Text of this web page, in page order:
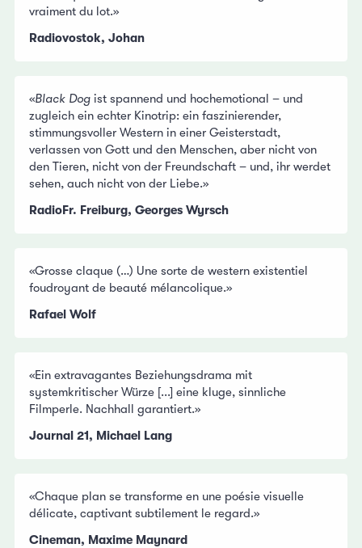
vraiment du lot.»
Radiovostok, Johan
«Black Dog ist spannend und hochemotional – und
zugleich ein echter Kinotrip: ein faszinierender,
stimmungsvoller Western in einer Geisterstadt,
verlassen von Gott und den Menschen, aber nicht von
den Tieren, nicht von der Freundschaft – und, ihr werdet
sehen, auch nicht von der Liebe.»
RadioFr. Freiburg, Georges Wyrsch
«Grosse claque (…) Une sorte de western existentiel
foudroyant de beauté mélancolique.»
Rafael Wolf
«Ein extravagantes Beziehungsdrama mit
systemkritischer Würze [...] eine kluge, sinnliche
Filmperle. Nachhall garantiert.»
Journal 21, Michael Lang
«Chaque plan se transforme en une poésie visuelle
délicate, captivant subtilement le regard.»
Cineman, Maxime Maynard